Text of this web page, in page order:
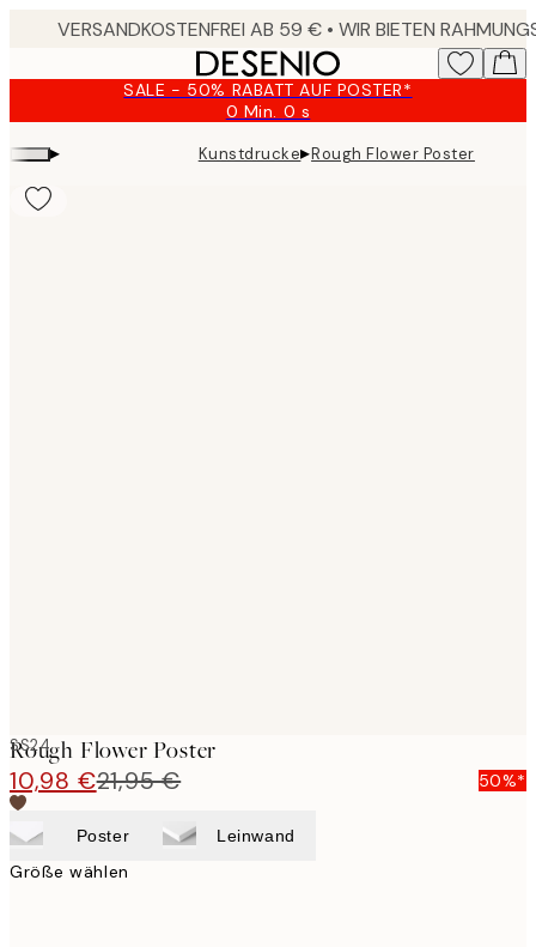
SALE - 50% RABATT AUF POSTER*
0 Min. 0 s
Gültig
bis:
2026-
▸ Kunstdrucke▸Rough Flower Poster
SS24
Rough Flower Poster
10,98 €21,95 € 50%*
Poster Leinwand
Größe wählen